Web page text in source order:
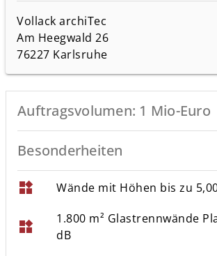
Vollack archiTec
Am Heegwald 26
76227 Karlsruhe
Auftragsvolumen: 1 Mio-Euro
Besonderheiten
widgets Wände mit Höhen bis zu
widgets
1.800 m² Glastrennwände
dB